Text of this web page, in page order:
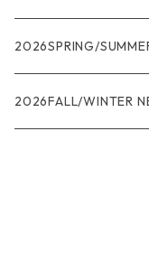
R1
ウィメンズ
R1
ジャケット・アウター
★★★
レインウェアー
2026SPRING/
2026FALL/WINTER